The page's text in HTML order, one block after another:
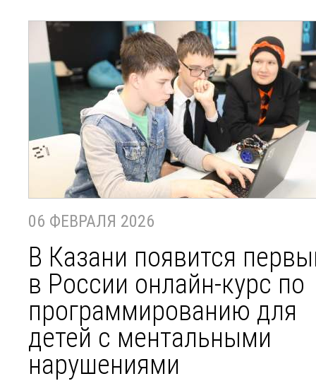
06 ФЕВРАЛЯ 2026
В Казани появится
в России онлайн-курс по
программированию для
детей с ментальными
нарушениями